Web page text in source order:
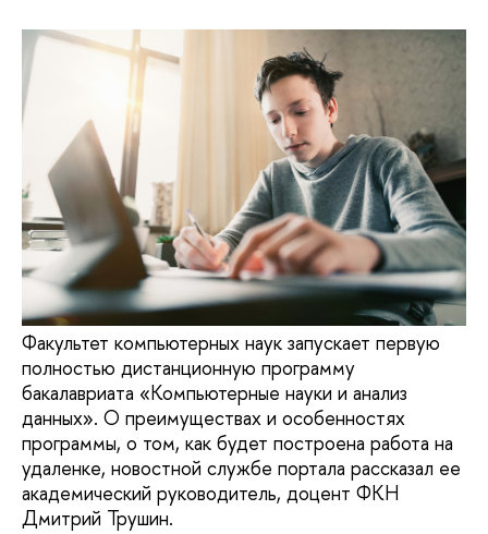
Факультет компьютерных наук запускает первую
полностью дистанционную программу
бакалавриата «Компьютерные науки и анализ
данных». О преимуществах и особенностях
программы, о том, как будет построена работа на
удаленке, новостной службе портала рассказал ее
академический руководитель, доцент ФКН
Дмитрий Трушин.